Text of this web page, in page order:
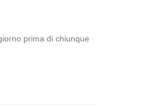
prima di chiunque